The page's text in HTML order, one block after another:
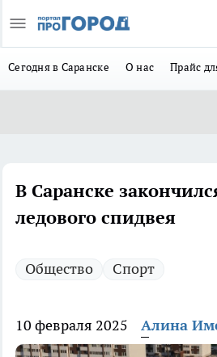
Сегодня в Саранске О нас Прайс
В Саранске
ледового спидвея
Общество Спорт
10 февраля 2025 Алина